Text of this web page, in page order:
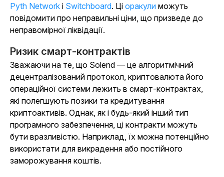
Pyth Network і Switchboard. Ці оракули можуть
повідомити про неправильні ціни, що призведе до
неправомірної ліквідації.
Ризик смарт-контрактів
Зважаючи на те, що Solend — це алгоритмічний
децентралізований протокол, криптовалюта його
операційної системи лежить в смарт-контрактах,
які полегшують позики та кредитування
криптоактивів. Однак, як і будь-який інший тип
програмного забезпечення, ці контракти можуть
бути вразливістю. Наприклад, їх можна потенційно
використати для викрадення або постійного
заморожування коштів.